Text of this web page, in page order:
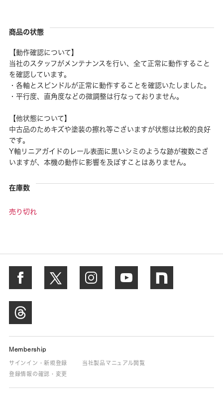
商品の状態
【動作確認について】
当社のスタッフがメンテナンスを行い、全て正常に動作すること
を確認しています。
・各軸とスピンドルが正常に動作することを確認いたしました。
・平行度、直角度などの微調整は行なっておりません。
【他状態について】
中古品のためキズや塗装の擦れ等ございますが状態は比較的良好
です。
Y軸リニアガイドのレール表面に黒いシミのような跡が複数ござ
いますが、本機の動作に影響を及ぼすことはありません。
在庫数
売り切れ
Membership
サインイン・新規登録
当社製品マニュアル閲覧
登録情報の確認・変更